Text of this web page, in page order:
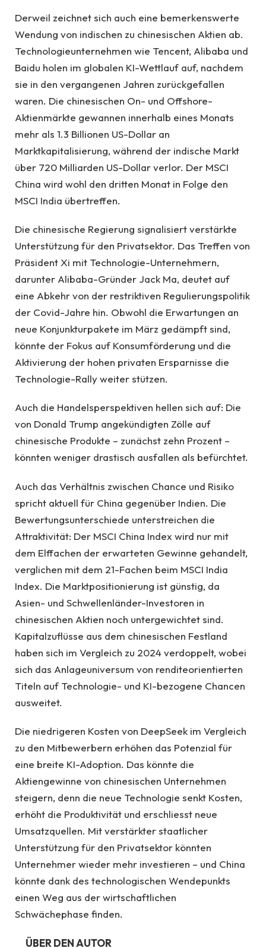
Derweil zeichnet sich auch eine bemerkenswerte
Wendung von indischen zu chinesischen Aktien ab.
Technologieunternehmen wie Tencent, Alibaba und
Baidu holen im globalen KI-Wettlauf auf, nachdem
sie in den vergangenen Jahren zurückgefallen
waren. Die chinesischen On- und Offshore-
Aktienmärkte gewannen innerhalb eines Monats
mehr als 1.3 Billionen US-Dollar an
Marktkapitalisierung, während der indische Markt
über 720 Milliarden US-Dollar verlor. Der MSCI
China wird wohl den dritten Monat in Folge den
MSCI India übertreffen.
Die chinesische Regierung signalisiert verstärkte
Unterstützung für den Privatsektor. Das Treffen von
Präsident Xi mit Technologie-Unternehmern,
darunter Alibaba-Gründer Jack Ma, deutet auf
eine Abkehr von der restriktiven Regulierungspolitik
der Covid-Jahre hin. Obwohl die Erwartungen an
neue Konjunkturpakete im März gedämpft sind,
könnte der Fokus auf Konsumförderung und die
Aktivierung der hohen privaten Ersparnisse die
Technologie-Rally weiter stützen.
Auch die Handelsperspektiven hellen sich auf: Die
von Donald Trump angekündigten Zölle auf
chinesische Produkte – zunächst zehn Prozent –
könnten weniger drastisch ausfallen als befürchtet.
Auch das Verhältnis zwischen Chance und Risiko
spricht aktuell für China gegenüber Indien. Die
Bewertungsunterschiede unterstreichen die
Attraktivität: Der MSCI China Index wird nur mit
dem Elffachen der erwarteten Gewinne gehandelt,
verglichen mit dem 21-Fachen beim MSCI India
Index. Die Marktpositionierung ist günstig, da
Asien- und Schwellenländer-Investoren in
chinesischen Aktien noch untergewichtet sind.
Kapitalzuflüsse aus dem chinesischen Festland
haben sich im Vergleich zu 2024 verdoppelt, wobei
sich das Anlageuniversum von renditeorientierten
Titeln auf Technologie- und KI-bezogene Chancen
ausweitet.
Die niedrigeren Kosten von DeepSeek im Vergleich
zu den Mitbewerbern erhöhen das Potenzial für
eine breite KI-Adoption. Das könnte die
Aktiengewinne von chinesischen Unternehmen
steigern, denn die neue Technologie senkt Kosten,
erhöht die Produktivität und erschliesst neue
Umsatzquellen. Mit verstärkter staatlicher
Unterstützung für den Privatsektor könnten
Unternehmer wieder mehr investieren – und China
könnte dank des technologischen Wendepunkts
einen Weg aus der wirtschaftlichen
Schwächephase finden.
ÜBER DEN AUTOR